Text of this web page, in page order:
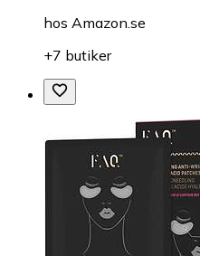
hos Amazon.se
+7 butiker